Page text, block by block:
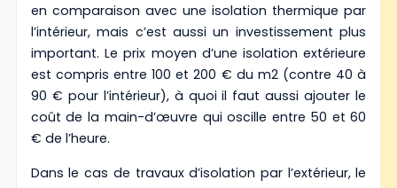
en comparaison avec une isolation thermique par
l’intérieur, mais c’est aussi un investissement plus
important. Le prix moyen d’une isolation extérieure
est compris entre 100 et 200 € du m2 (contre 40 à
90 € pour l’intérieur), à quoi il faut aussi ajouter le
coût de la main-d’œuvre qui oscille entre 50 et 60
€ de l’heure.
Dans le cas de travaux d’isolation par l’extérieur, le